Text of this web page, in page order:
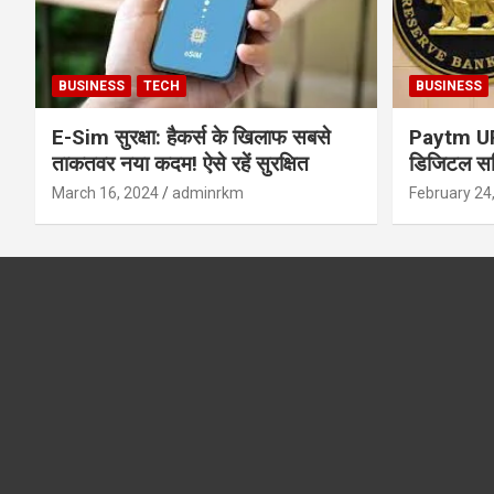
BUSINESS TECH
E-Sim सुरक्षा: हैकर्स के खिलाफ सबसे
ताकतवर नया कदम! ऐसे रहें सुरक्षित
March 16, 2024 adminrkm
BUSINESS
Paytm
डिजिटल
सुरक्षा और
February